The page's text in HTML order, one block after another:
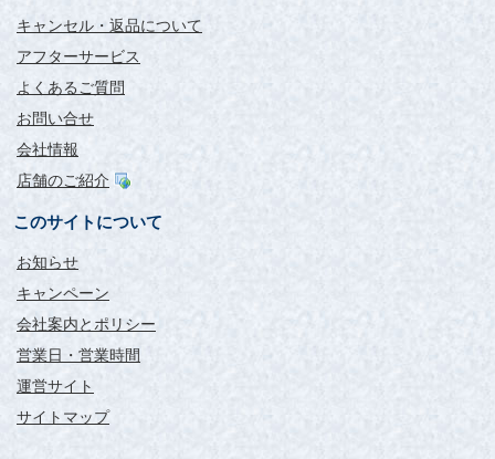
キャンセル・返品について
アフターサービス
よくあるご質問
お問い合せ
会社情報
店舗のご紹介
このサイトについて
お知らせ
キャンペーン
会社案内とポリシー
営業日・営業時間
運営サイト
サイトマップ